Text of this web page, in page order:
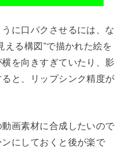
に口パクさせるには、な
える構図”で描かれた絵を
を向きすぎていたり、影
と、リップシンク精度が
画素材に合成したいので
にしておくと後が楽で